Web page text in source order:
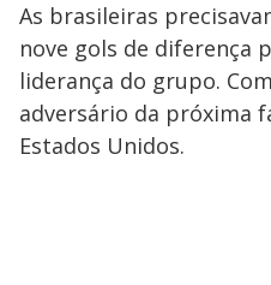
As brasileiras
nove gols de diferença
liderança do grupo.
adversário da próxima
Estados Unidos.